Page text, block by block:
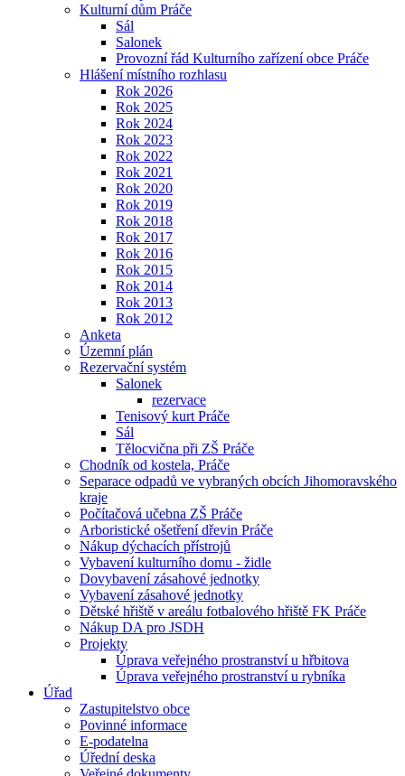
Kulturní dům Práče
Sál
Salonek
Provozní řád Kulturního zařízení obce Práče
Hlášení místního rozhlasu
Rok 2026
Rok 2025
Rok 2024
Rok 2023
Rok 2022
Rok 2021
Rok 2020
Rok 2019
Rok 2018
Rok 2017
Rok 2016
Rok 2015
Rok 2014
Rok 2013
Rok 2012
Anketa
Územní plán
Rezervační systém
Salonek
rezervace
Tenisový kurt Práče
Sál
Tělocvična při ZŠ Práče
Chodník od kostela, Práče
Separace odpadů ve vybraných obcích Jihomoravského
kraje
Počítačová učebna ZŠ Práče
Arboristické ošetření dřevin Práče
Nákup dýchacích přístrojů
Vybavení kulturního domu - židle
Dovybavení zásahové jednotky
Vybavení zásahové jednotky
Dětské hřiště v areálu fotbalového hřiště FK Práče
Nákup DA pro JSDH
Projekty
Úprava veřejného prostranství u hřbitova
Úprava veřejného prostranství u rybníka
Úřad
Zastupitelstvo obce
Povinné informace
E-podatelna
Úřední deska